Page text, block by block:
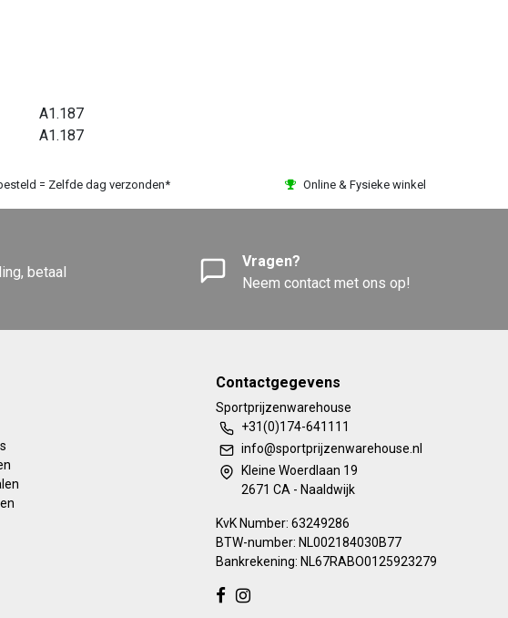
A1.187
A1.187
= Zelfde dag verzonden* Online & Fysieke winkel
betaal
Vragen?
Neem contact met ons op!
Contactgegevens
Sportprijzenwarehouse
+31(0)174-641111
info@sportprijzenwarehouse.nl
Kleine Woerdlaan 19
2671 CA - Naaldwijk
KvK Number: 63249286
BTW-number: NL002184030B77
Bankrekening: NL67RABO0125923279